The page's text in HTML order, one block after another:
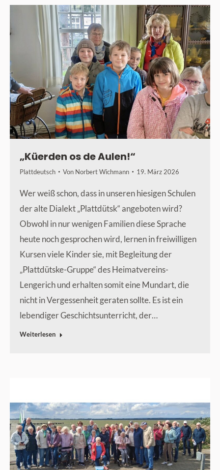
„Küerden os de Aulen!“
Plattdeutsch Von Norbert Wichmann 19. März 2026
Wer weiß schon, dass in unseren hiesigen Schulen
der alte Dialekt „Plattdütsk“ angeboten wird?
Obwohl in nur wenigen Familien diese Sprache
heute noch gesprochen wird, lernen in freiwilligen
Kursen viele Kinder sie, mit Begleitung der
„Plattdütske-Gruppe“ des Heimatvereins-
Lengerich und erhalten somit eine Mundart, die
nicht in Vergessenheit geraten sollte. Es ist ein
lebendiger Geschichtsunterricht, der…
Weiterlesen